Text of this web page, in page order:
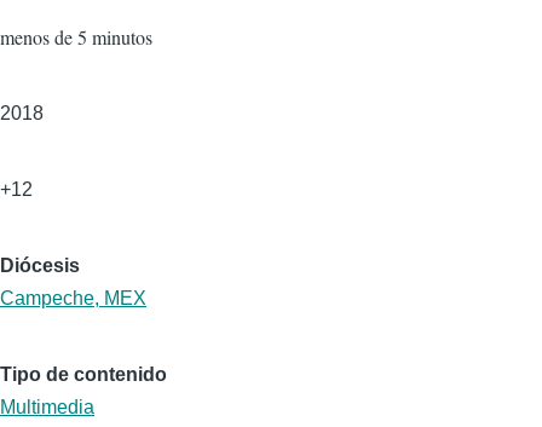
Duración
menos de 5 minutos
Año
2018
Edad
+12
Diócesis
Campeche, MEX
Tipo de contenido
Multimedia